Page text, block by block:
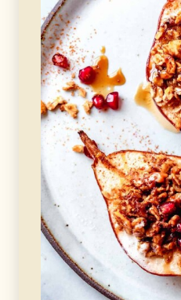
Source de la recette :